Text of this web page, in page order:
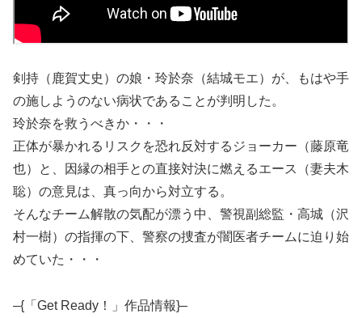
剣持（鹿賀丈史）の娘・玲於奈（結城モエ）が、もはや手
の施しようのない病状であることが判明した。
玲於奈を救うべきか・・・
正体が暴かれるリスクを恐れ反対するジョーカー（藤原竜
也）と、因縁の相手との直接対決に燃えるエース（妻夫木
聡）の意見は、真っ向から対立する。
そんなチーム解散の気配が漂う中、警視副総監・高城（沢
村一樹）の指揮の下、警察の捜査が闇医者チームに迫り始
めていた・・・
–{「Get Ready！」作品情報}–